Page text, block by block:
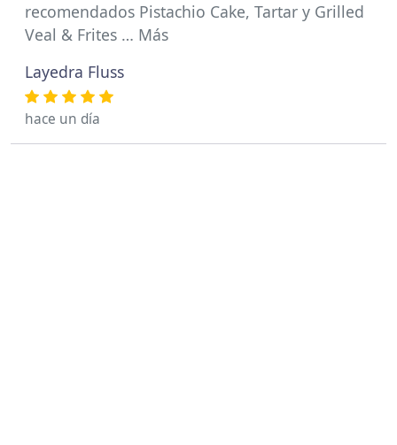
recomendados Pistachio Cake, Tartar y Grilled
Veal & Frites … Más
Layedra Fluss
hace un día